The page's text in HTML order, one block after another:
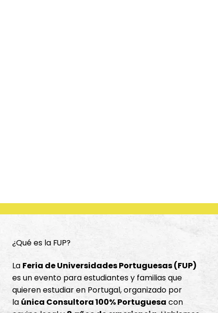
¿Qué es la FUP?
La Feria de Universidades Portuguesas (FUP)
es un evento para estudiantes y familias que
quieren estudiar en Portugal, organizado por
la única Consultora 100% Portuguesa con